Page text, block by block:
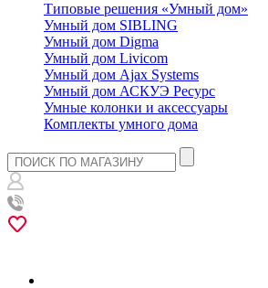
Типовые решения «Умный дом»
Умный дом SIBLING
Умный дом Digma
Умный дом Livicom
Умный дом Ajax Systems
Умный дом АСКУЭ Ресурс
Умные колонки и аксессуары
Комплекты умного дома